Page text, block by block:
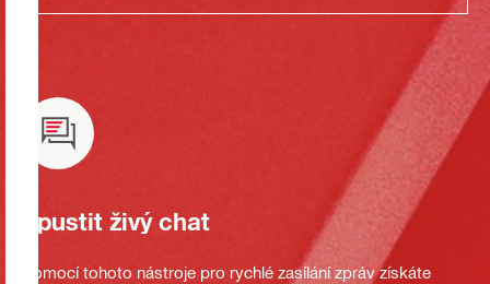
Spustit živý chat
Pomocí tohoto nástroje pro rychlé zasílání zpráv získáte